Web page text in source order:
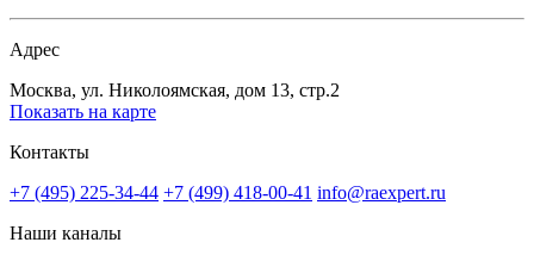
Адрес
Москва, ул. Николоямская, дом 13, стр.2
Показать на карте
Контакты
+7 (495) 225-34-44 +7 (499) 418-00-41 info@raexpert.ru
Наши каналы